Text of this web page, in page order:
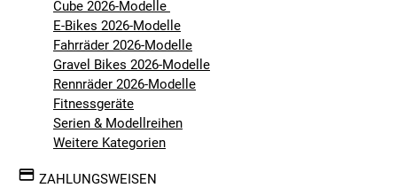
Cube 2026-Modelle
E-Bikes 2026-Modelle
Fahrräder 2026-Modelle
Gravel Bikes 2026-Modelle
Rennräder 2026-Modelle
Fitnessgeräte
Serien & Modellreihen
Weitere Kategorien
ZAHLUNGSWEISEN